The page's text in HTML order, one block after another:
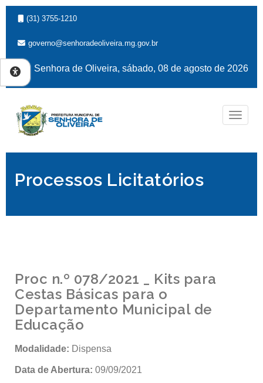
(31) 3755-1210
governo@senhoradeoliveira.mg.gov.br
Senhora de Oliveira, sábado, 08 de agosto de 2026
Processos Licitatórios
Proc n.º 078/2021 _ Kits para
Cestas Básicas para o
Departamento Municipal de
Educação
Modalidade: Dispensa
Data de Abertura: 09/09/2021